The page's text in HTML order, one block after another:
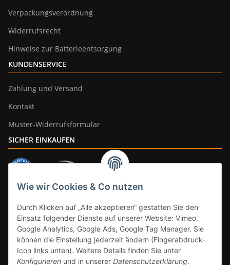
Wie wir Cookies & Co nutzen
Durch Klicken auf „Alle akzeptieren“ gestatten Sie den
Einsatz folgender Dienste auf unserer Website: Vimeo,
Google Analytics, Google Ads, Google Tag Manager. Sie
können die Einstellung jederzeit ändern (Fingerabdruck-
Icon links unten). Weitere Details finden Sie unter
Konfigurieren und in unserer Datenschutzerklärung.
Verpackungsverordnung
Widerrufsrecht
Hinweise zur Batterieentsorgung
KUNDENSERVICE
Zahlung und Versand
Kontakt
Muster-Widerrufsformular
SICHER EINKAUFEN